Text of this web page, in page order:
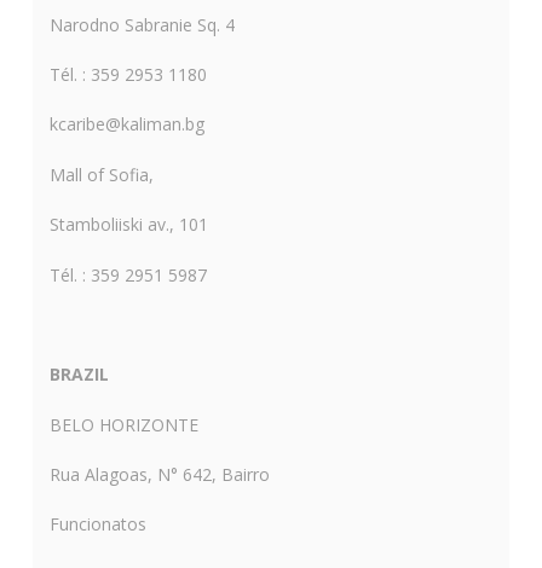
Narodno Sabranie Sq. 4
Tél. : 359 2953 1180
kcaribe@kaliman.bg
Mall of Sofia,
Stamboliiski av., 101
Tél. : 359 2951 5987
BRAZIL
BELO HORIZONTE
Rua Alagoas, N° 642, Bairro
Funcionatos